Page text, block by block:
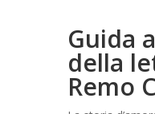
Guida
della
Remo